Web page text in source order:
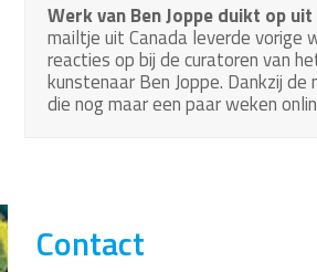
Werk van Ben Joppe duikt op uit
mailtje uit Canada leverde vorige
reacties op bij de curatoren van
kunstenaar Ben Joppe. Dankzij
die nog maar een paar weken
Contact